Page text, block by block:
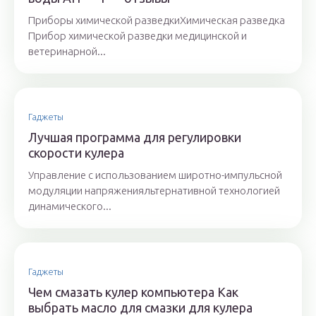
Приборы химической разведкиХимическая разведка
Прибор химической разведки медицинской и
ветеринарной...
Гаджеты
Лучшая программа для регулировки
скорости кулера
Управление с использованием широтно-импульсной
модуляции напряженияльтернативной технологией
динамического...
Гаджеты
Чем смазать кулер компьютера Как
выбрать масло для смазки для кулера